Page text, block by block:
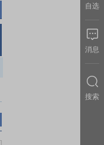
自选
消息
搜索